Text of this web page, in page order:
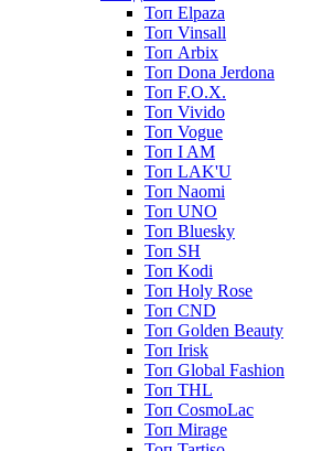
Топ Elpaza
Топ Vinsall
Топ Arbix
Топ Dona Jerdona
Топ F.O.X.
Топ Vivido
Топ Vogue
Топ I AM
Топ LAK'U
Топ Naomi
Топ UNO
Топ Bluesky
Топ SH
Топ Kodi
Топ Holy Rose
Топ CND
Топ Golden Beauty
Топ Irisk
Топ Global Fashion
Топ THL
Топ CosmoLac
Топ Mirage